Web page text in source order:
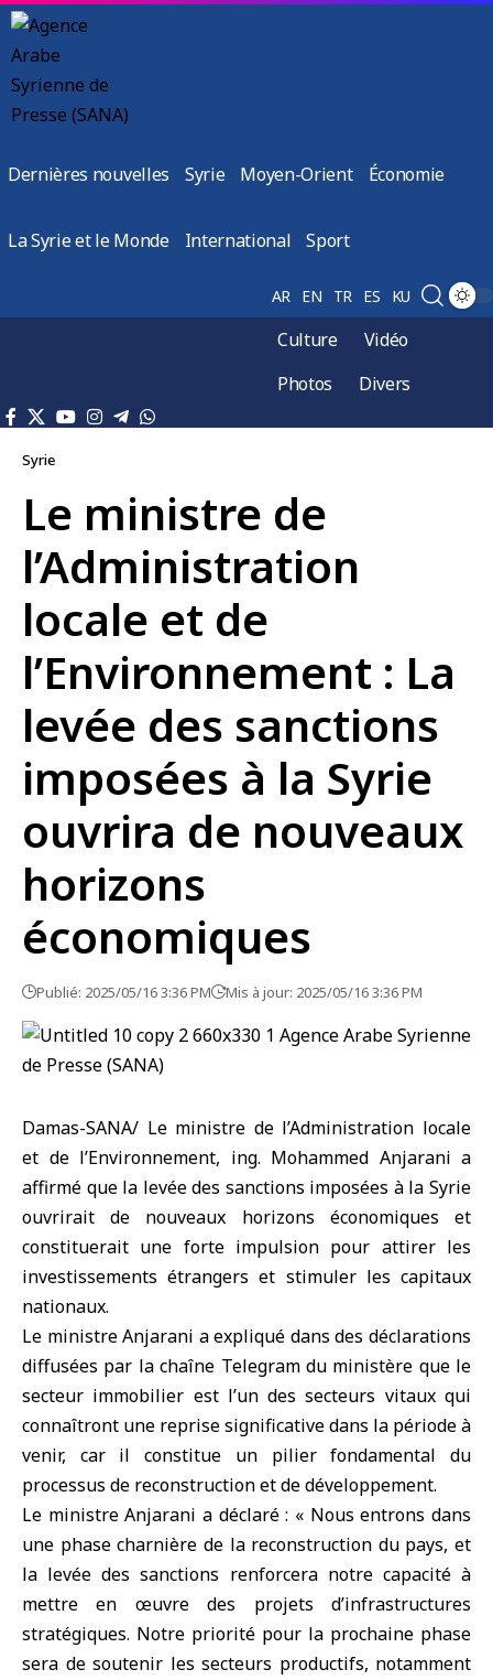
Dernières nouvelles Syrie Moyen-Orient Économie
La Syrie et le Monde International Sport
AR EN TR ES KU
Culture
Vidéo
Photos
Divers
Syrie
Le ministre de
l’Administration
locale et de
l’Environnement : La
levée des sanctions
imposées à la Syrie
ouvrira de nouveaux
horizons
économiques
Publié: 2025/05/16 3:36 PM Mis à jour: 2025/05/16 3:36 PM
Damas-SANA/ Le ministre de l’Administration locale
et de l’Environnement, ing. Mohammed Anjarani a
affirmé que la levée des sanctions imposées à la Syrie
ouvrirait de nouveaux horizons économiques et
constituerait une forte impulsion pour attirer les
investissements étrangers et stimuler les capitaux
nationaux.
Le ministre Anjarani a expliqué dans des déclarations
diffusées par la chaîne Telegram du ministère que le
secteur immobilier est l’un des secteurs vitaux qui
connaîtront une reprise significative dans la période à
venir, car il constitue un pilier fondamental du
processus de reconstruction et de développement.
Le ministre Anjarani a déclaré : « Nous entrons dans
une phase charnière de la reconstruction du pays, et
la levée des sanctions renforcera notre capacité à
mettre en œuvre des projets d’infrastructures
stratégiques. Notre priorité pour la prochaine phase
sera de soutenir les secteurs productifs, notamment